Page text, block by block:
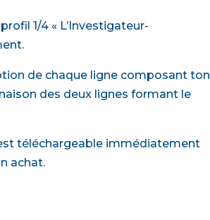
1/4 « L’Investigateur-
de chaque ligne composant ton
des deux lignes formant le
téléchargeable immédiatement
achat.